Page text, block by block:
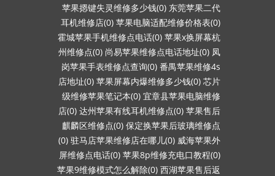
苹果摁键失灵维修多少钱(0) 东莞苹果二代
耳机维修店(0) 苹果电脑适配维修价格表(0)
霍城苹果手机维修点电话(0) 苹果x换屏幕杭
州维修点(0) 尚易苹果维修点电话地址(0) 凤
岗苹果手表维修点查询(0) 番禺苹果维修4s
店地址(0) 苹果屏幕内爆维修多少钱(0) 芯片
级维修苹果笔记本(0) 宜章县苹果电脑维修
店(0) 达州苹果有线耳机维修点(0) 苹果售后
麒麟区维修点(0) 保定换苹果后玻璃维修点
(0) 驻马店苹果维修店在哪儿(0) 威海苹果外
屏维修点电话(0) 苹果8p维修充电口教程(0)
苹果9维修模式怎么解除(0) 西湖苹果售后返